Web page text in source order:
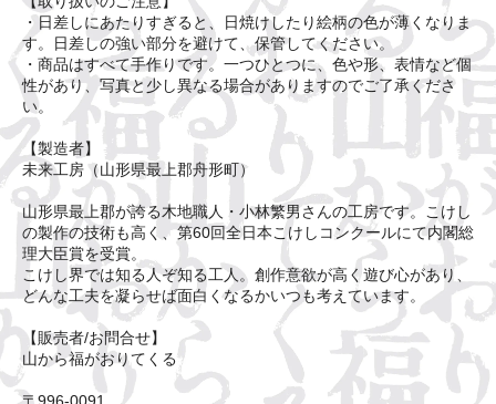
・日差しにあたりすぎると、日焼けしたり絵柄の色が薄くなりま
す。日差しの強い部分を避けて、保管してください。
・商品はすべて手作りです。一つひとつに、色や形、表情など個
性があり、写真と少し異なる場合がありますのでご了承くださ
い。
【製造者】
未来工房（山形県最上郡舟形町）
山形県最上郡が誇る木地職人・小林繁男さんの工房です。こけし
の製作の技術も高く、第60回全日本こけしコンクールにて内閣総
理大臣賞を受賞。
こけし界では知る人ぞ知る工人。創作意欲が高く遊び心があり、
どんな工夫を凝らせば面白くなるかいつも考えています。
【販売者/お問合せ】
山から福がおりてくる